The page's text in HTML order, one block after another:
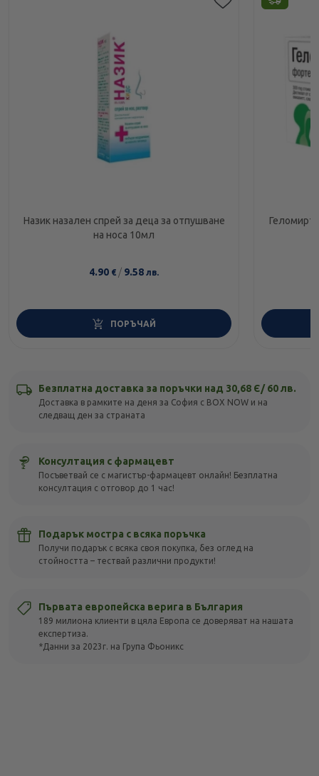
Назик назален спрей за деца за отпушване
на носа 10мл
4.90 € / 9.58 лв.
ПОРЪЧАЙ
Безплатна доставка за поръчки над 30,68 Є/ 60 лв.
Доставка в рамките на деня за София с BOX NOW и на
следващ ден за страната
Консултация с фармацевт
Посъветвай се с магистър-фармацевт онлайн! Безплатна
консултация с отговор до 1 час!
Подарък мостра с всяка поръчка
Получи подарък с всяка своя покупка, без оглед на
стойността – тествай различни продукти!
Първата европейска верига в България
189 милиона клиенти в цяла Европа се доверяват на нашата
експертиза.
*Данни за 2023г. на Група Фьоникс